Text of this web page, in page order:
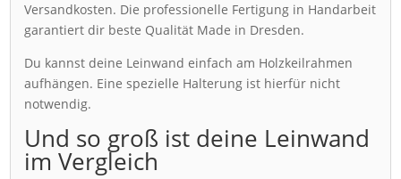
Versandkosten. Die professionelle Fertigung in Handarbeit
garantiert dir beste Qualität Made in Dresden.
Du kannst deine Leinwand einfach am Holzkeilrahmen
aufhängen. Eine spezielle Halterung ist hierfür nicht
notwendig.
Und so groß ist deine Leinwand
im Vergleich